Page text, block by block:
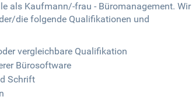
als Kaufmann/-frau - Büromanagement. Wir
die folgende Qualifikationen und
vergleichbare Qualifikation
Bürosoftware
Schrift